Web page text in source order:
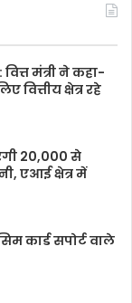
मंत्री ने कहा-
क्षेत्र रहे
20,000 से
एआई क्षेत्र में
कार्ड सपोर्ट वाले